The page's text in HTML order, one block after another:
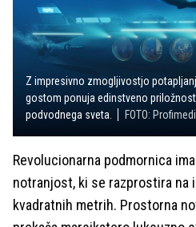
Z impresivno zmogljivostjo
gostom ponuja edinstveno
podvodnega sveta.
FOTO:
Revolucionarna podmornica
notranjost, ki se razprostira na
kvadratnih metrih. Prostorna